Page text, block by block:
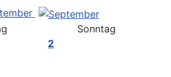
Sonntag
2